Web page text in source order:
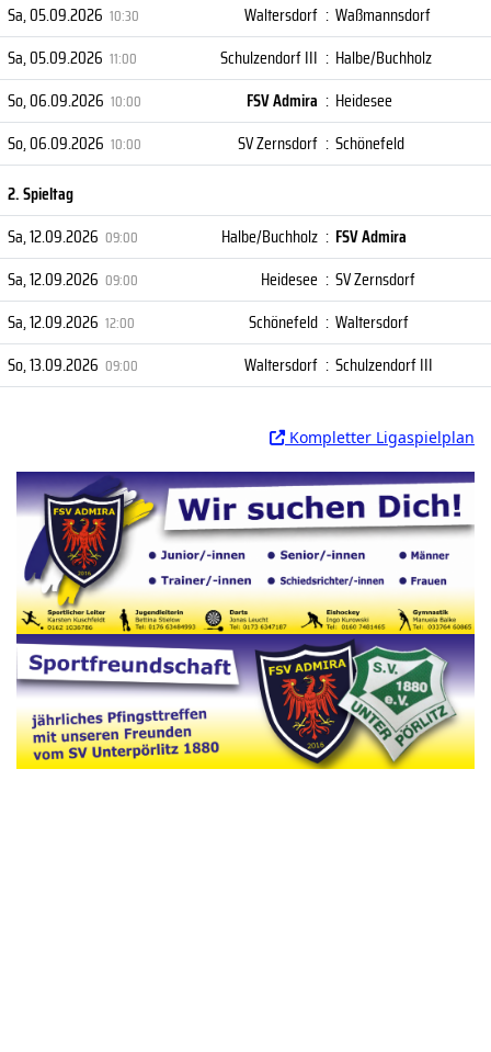
Sa, 05.09.2026 10:30 Waltersdorf : Waßmannsdorf
Sa, 05.09.2026 11:00 Schulzendorf III : Halbe/Buchholz
So, 06.09.2026 10:00 FSV Admira : Heidesee
So, 06.09.2026 10:00 SV Zernsdorf : Schönefeld
2. Spieltag
Sa, 12.09.2026 09:00 Halbe/Buchholz : FSV Admira
Sa, 12.09.2026 09:00 Heidesee : SV Zernsdorf
Sa, 12.09.2026 12:00 Schönefeld : Waltersdorf
So, 13.09.2026 09:00 Waltersdorf : Schulzendorf III
Kompletter Ligaspielplan